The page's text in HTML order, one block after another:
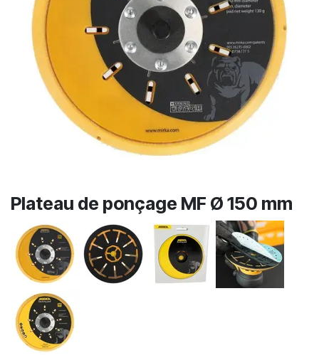
Plateau de ponçage MF Ø 150 mm